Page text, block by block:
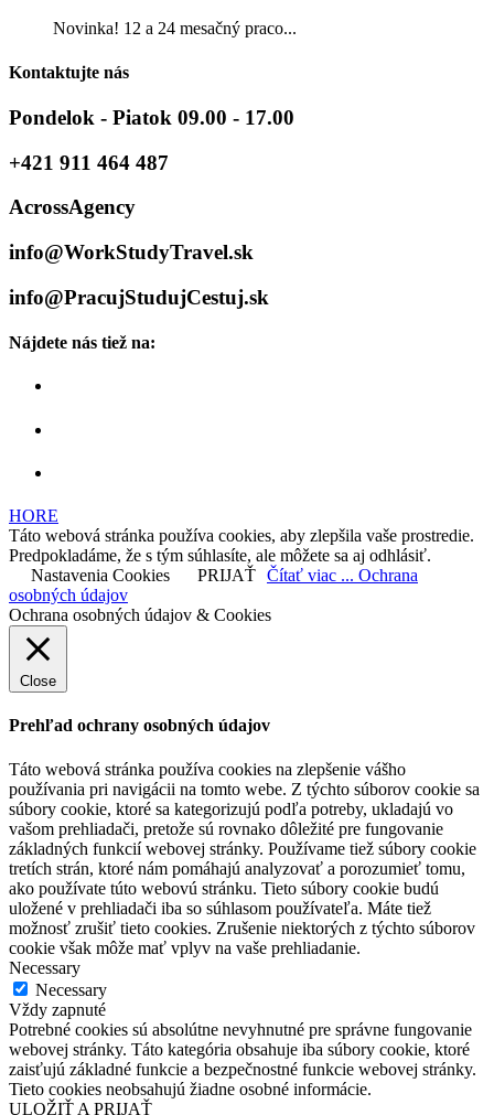
Novinka! 12 a 24 mesačný praco...
Kontaktujte nás
Pondelok - Piatok 09.00 - 17.00
+421 911 464 487
AcrossAgency
info@WorkStudyTravel.sk
info@PracujStudujCestuj.sk
Nájdete nás tiež na:
HORE
Táto webová stránka používa cookies, aby zlepšila vaše prostredie.
Predpokladáme, že s tým súhlasíte, ale môžete sa aj odhlásiť.
Nastavenia Cookies
PRIJAŤ Čítať viac ... Ochrana
osobných údajov
Ochrana osobných údajov & Cookies
Close
Prehľad ochrany osobných údajov
Táto webová stránka používa cookies na zlepšenie vášho
používania pri navigácii na tomto webe. Z týchto súborov cookie sa
súbory cookie, ktoré sa kategorizujú podľa potreby, ukladajú vo
vašom prehliadači, pretože sú rovnako dôležité pre fungovanie
základných funkcií webovej stránky. Používame tiež súbory cookie
tretích strán, ktoré nám pomáhajú analyzovať a porozumieť tomu,
ako používate túto webovú stránku. Tieto súbory cookie budú
uložené v prehliadači iba so súhlasom používateľa. Máte tiež
možnosť zrušiť tieto cookies. Zrušenie niektorých z týchto súborov
cookie však môže mať vplyv na vaše prehliadanie.
Necessary
Necessary
Vždy zapnuté
Potrebné cookies sú absolútne nevyhnutné pre správne fungovanie
webovej stránky. Táto kategória obsahuje iba súbory cookie, ktoré
zaisťujú základné funkcie a bezpečnostné funkcie webovej stránky.
Tieto cookies neobsahujú žiadne osobné informácie.
ULOŽIŤ A PRIJAŤ